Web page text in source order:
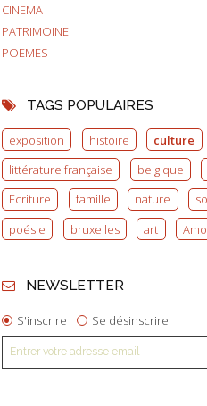
CINEMA
PATRIMOINE
POEMES
TAGS POPULAIRES
exposition histoire culture
littérature française
belgique
Ecriture
famille nature
poésie
bruxelles art
NEWSLETTER
S'inscrire Se désinscrire